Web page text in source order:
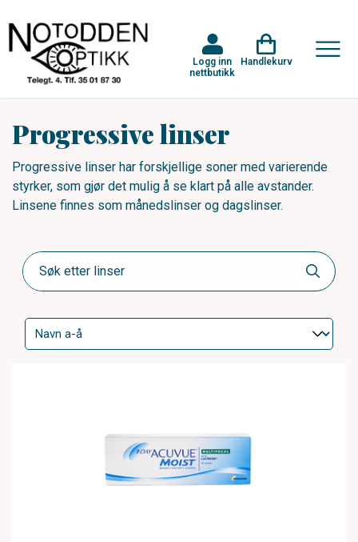
Logg inn
nettbutikk
Handlekurv
Progressive linser
Progressive linser har forskjellige soner med varierende
styrker, som gjør det mulig å se klart på alle avstander.
Linsene finnes som månedslinser og dagslinser.